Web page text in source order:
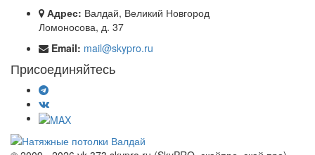
Адрес: Валдай, Великий Новгород
Ломоносова, д. 37
Email: mail@skypro.ru
Присоединяйтесь